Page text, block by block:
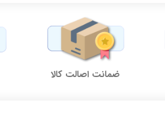
ضمانت اصالت کالا